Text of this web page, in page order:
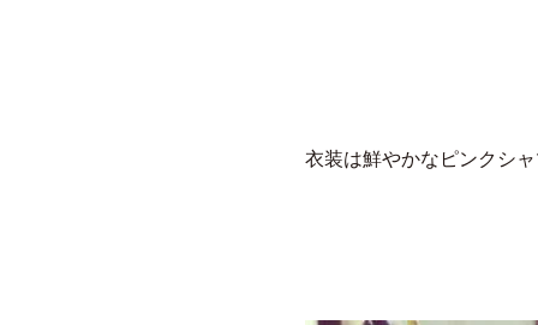
衣装は鮮やかなピンクシ